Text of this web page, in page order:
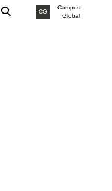
CG
Campus
Global